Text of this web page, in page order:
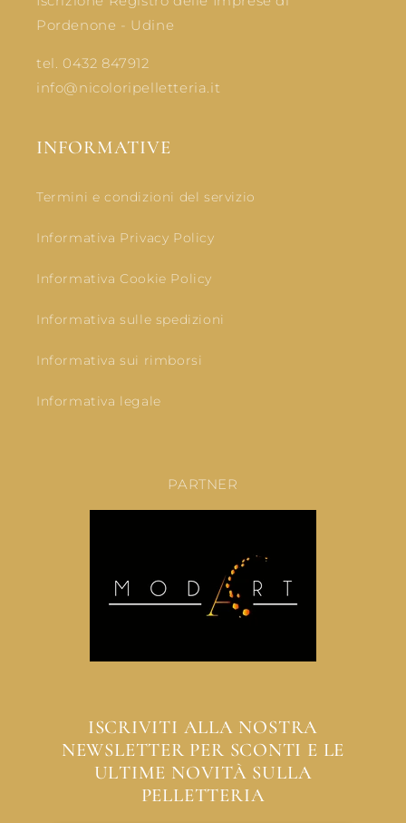
Pordenone - Udine
tel. 0432 847912
info@nicoloripelletteria.it
INFORMATIVE
Termini e condizioni del servizio
Informativa Privacy Policy
Informativa Cookie Policy
Informativa sulle spedizioni
Informativa sui rimborsi
Informativa legale
PARTNER
ISCRIVITI ALLA NOSTRA
NEWSLETTER PER SCONTI E LE
ULTIME NOVITÀ SULLA
PELLETTERIA